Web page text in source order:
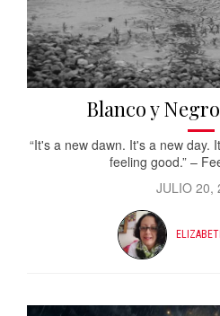
Blanco y
“It's a new dawn. It's a new day.
feeling good.” –
JULIO 20,